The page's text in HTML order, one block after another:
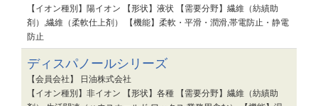
【イオン種別】陽イオン 【形状】液状 【需要分野】繊維（紡績助
剤）,繊維（柔軟仕上剤） 【機能】柔軟・平滑・潤滑,帯電防止・静電
防止
ディスパノールシリーズ
【会員会社】 日油株式会社
【イオン種別】非イオン 【形状】各種 【需要分野】繊維（紡績助